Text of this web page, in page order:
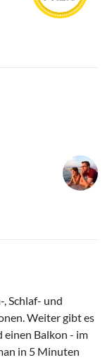
Schlaf- und
Weiter gibt es
einen Balkon - im
in 5 Minuten